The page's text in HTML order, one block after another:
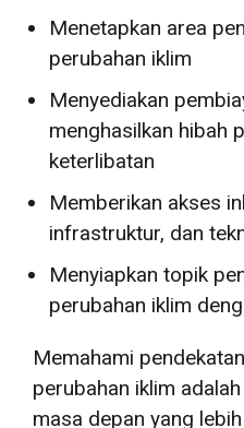
Menetapkan area
perubahan iklim
Menyediakan
menghasilkan hibah
keterlibatan
Memberikan akses
infrastruktur, dan
Menyiapkan topik
perubahan iklim
Memahami
perubahan iklim
masa depan yang